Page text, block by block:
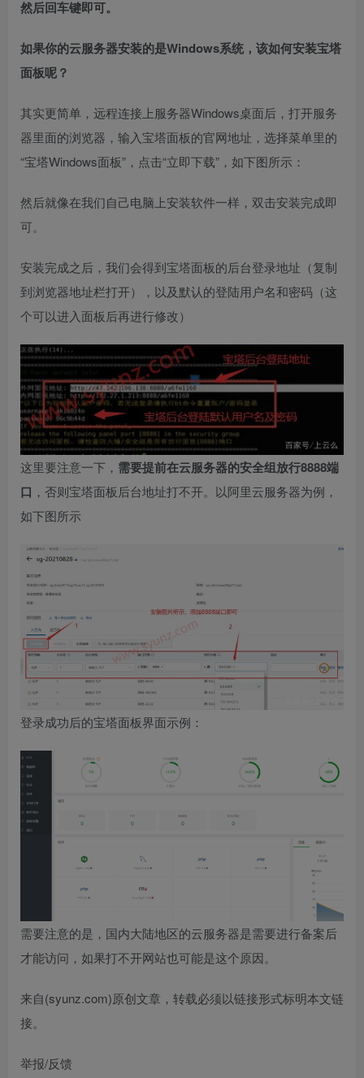
然后回车键即可。
如果你的云服务器安装的是Windows系统，该如何安装宝塔
面板呢？
其实更简单，远程连接上服务器Windows桌面后，打开服务
器里面的浏览器，输入宝塔面板的官网地址，选择菜单里的
“宝塔Windows面板”，点击“立即下载”，如下图所示：
然后就像在我们自己电脑上安装软件一样，双击安装完成即
可。
安装完成之后，我们会得到宝塔面板的后台登录地址 （复制
到浏览器地址栏打开），以及默认的登陆用户名和密码（这
个可以进入面板后再进行修改）
这里要注意一下， 需要提前在云服务器的安全组放行8888端
口 ，否则宝塔面板后台地址打不开。以阿里云服务器为例，
如下图所示
登录成功后的宝塔面板界面示例：
需要注意的是，国内大陆地区的云服务器是需要进行备案后
才能访问，如果打不开网站也可能是这个原因。
来自(syunz.com)原创文章，转载必须以链接形式标明本文链
接。
举报/反馈